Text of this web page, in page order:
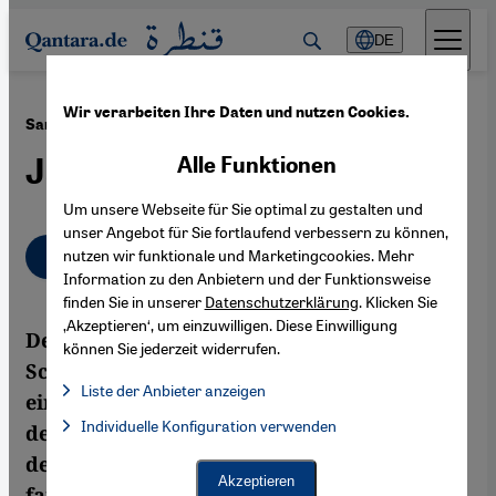
Direkt zum Inhalt springen
DE
Samiha Khrais' Roman ''Deine Augen - Mein Duft'' ·23.03.2012
Jagd nach Glück
Deutsch عربي
Der neue Roman der jordanischen
Schriftstellerin Samiha Khrais liest sich wie
eine Parabel auf die Jagd nach Glück und
den Versuch, der faktischen Begrenztheit
des Lebens und den immergleichen
Wir verarbeiten Ihre Daten und nutzen Cookies.
Alle Funktionen
Um unsere Webseite für Sie optimal zu gestalten und
unser Angebot für Sie fortlaufend verbessern zu können,
nutzen wir funktionale und Marketingcookies. Mehr
Information zu den Anbietern und der Funktionsweise
finden Sie in unserer Datenschutzerklärung. Klicken Sie
‚Akzeptieren‘, um einzuwilligen. Diese Einwilligung
können Sie jederzeit widerrufen.
Liste der Anbieter anzeigen
Facebook Embed / Facebook Connect, Google Maps Embed,
Facebook Embed / Facebook Connect
Individuelle Konfiguration verwenden
Akzeptieren